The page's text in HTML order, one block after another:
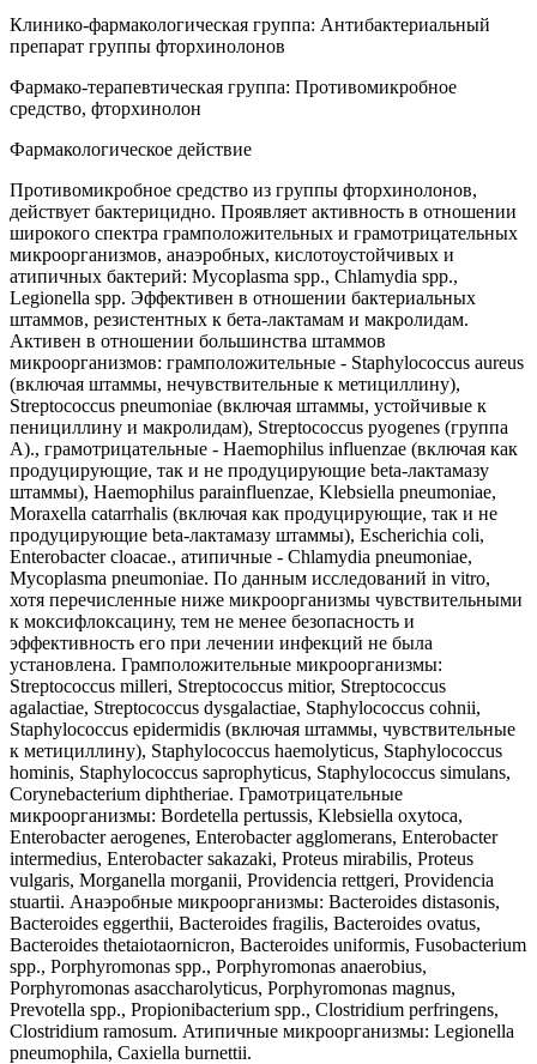
Клинико-фармакологическая группа: Антибактериальный
препарат группы фторхинолонов
Фармако-терапевтическая группа: Противомикробное
средство, фторхинолон
Фармакологическое действие
Противомикробное средство из группы фторхинолонов,
действует бактерицидно. Проявляет активность в отношении
широкого спектра грамположительных и грамотрицательных
микроорганизмов, анаэробных, кислотоустойчивых и
атипичных бактерий: Mycoplasma spp., Chlamydia spp.,
Legionella spp. Эффективен в отношении бактериальных
штаммов, резистентных к бета-лактамам и макролидам.
Активен в отношении большинства штаммов
микроорганизмов: грамположительные - Staphylococcus aureus
(включая штаммы, нечувствительные к метициллину),
Streptococcus pneumoniae (включая штаммы, устойчивые к
пенициллину и макролидам), Streptococcus pyogenes (группа
А)., грамотрицательные - Haemophilus influenzae (включая как
продуцирующие, так и не продуцирующие beta-лактамазу
штаммы), Haemophilus parainfluenzae, Klebsiella pneumoniae,
Moraxella catarrhalis (включая как продуцирующие, так и не
продуцирующие beta-лактамазу штаммы), Escherichia coli,
Enterobacter cloacae., атипичные - Chlamydia pneumoniae,
Mycoplasma pneumoniae. По данным исследований in vitro,
хотя перечисленные ниже микроорганизмы чувствительными
к моксифлоксацину, тем не менее безопасность и
эффективность его при лечении инфекций не была
установлена. Грамположительные микроорганизмы:
Streptococcus milleri, Streptococcus mitior, Streptococcus
agalactiae, Streptococcus dysgalactiae, Staphylococcus cohnii,
Staphylococcus epidermidis (включая штаммы, чувствительные
к метициллину), Staphylococcus haemolyticus, Staphylococcus
hominis, Staphylococcus saprophyticus, Staphylococcus simulans,
Corynebacterium diphtheriae. Грамотрицательные
микроорганизмы: Bordetella pertussis, Klebsiella oxytoca,
Enterobacter aerogenes, Enterobacter agglomerans, Enterobacter
intermedius, Enterobacter sakazaki, Proteus mirabilis, Proteus
vulgaris, Morganella morganii, Providencia rettgeri, Providencia
stuartii. Анаэробные микроорганизмы: Bacteroides distasonis,
Bacteroides eggerthii, Bacteroides fragilis, Bacteroides ovatus,
Bacteroides thetaiotaornicron, Bacteroides uniformis, Fusobacterium
spp., Porphyromonas spp., Porphyromonas anaerobius,
Porphyromonas asaccharolyticus, Porphyromonas magnus,
Prevotella spp., Propionibacterium spp., Clostridium perfringens,
Clostridium ramosum. Атипичные микроорганизмы: Legionella
pneumophila, Caxiella burnettii.